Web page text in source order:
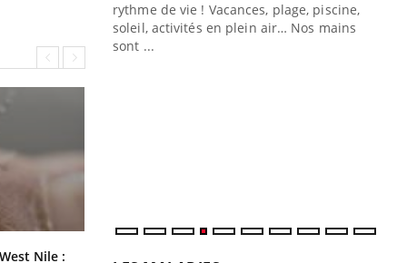
Nile :
rythme de vie ! Vacances, plage, piscine,
soleil, activités en plein air… Nos mains
sont ...